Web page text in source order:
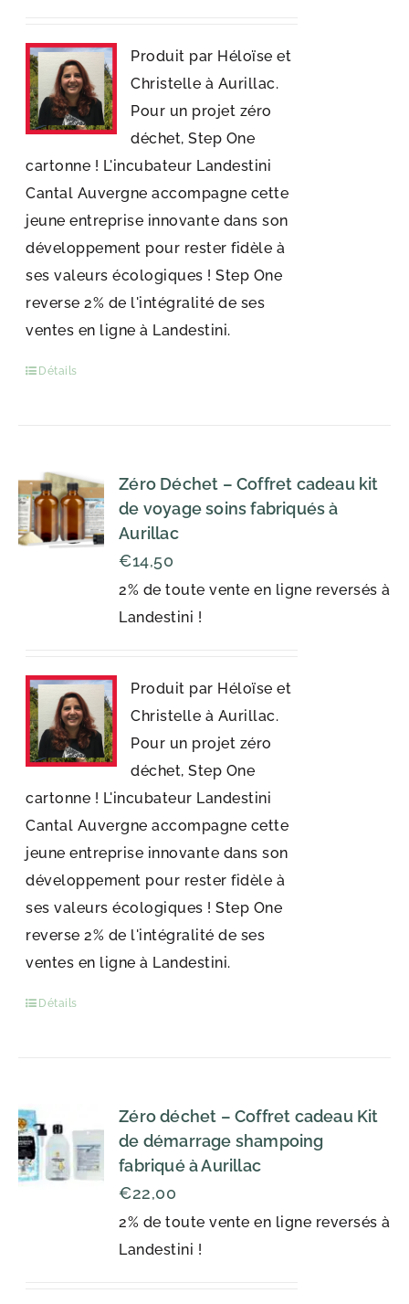
Produit par Héloïse et
Christelle à Aurillac.
Pour un projet zéro
déchet, Step One
cartonne ! L'incubateur Landestini
Cantal Auvergne accompagne cette
jeune entreprise innovante dans son
développement pour rester fidèle à
ses valeurs écologiques ! Step One
reverse 2% de l'intégralité de ses
ventes en ligne à Landestini.
Détails
Zéro Déchet – Coffret cadeau kit
de voyage soins fabriqués à
Aurillac
2% de toute vente en ligne reversés à
Landestini !
€14,50
Produit par Héloïse et
Christelle à Aurillac.
Pour un projet zéro
déchet, Step One
cartonne ! L'incubateur Landestini
Cantal Auvergne accompagne cette
jeune entreprise innovante dans son
développement pour rester fidèle à
ses valeurs écologiques ! Step One
reverse 2% de l'intégralité de ses
ventes en ligne à Landestini.
Détails
Zéro déchet – Coffret cadeau Kit
de démarrage shampoing
fabriqué à Aurillac
2% de toute vente en ligne reversés à
Landestini !
€22,00